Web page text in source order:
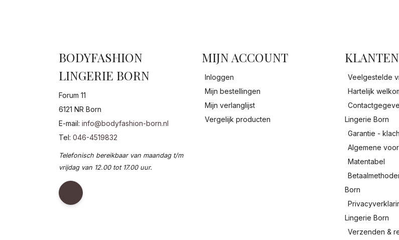
BODYFASHION
LINGERIE BORN
Forum 11
6121 NR Born
E-mail: info@bodyfashion-born.nl
Tel: 046-4519832
Telefonisch bereikbaar van maandag t/m
vrijdag van 12.00 tot 17.00 uur.
MIJN ACCOUNT
Inloggen
Mijn bestellingen
Mijn verlanglijst
Vergelijk producten
Veelgestelde
Hartelijk
Lingerie Born
Garantie -
Algemene
Matentabel
Born
Lingerie Born
Verzenden &